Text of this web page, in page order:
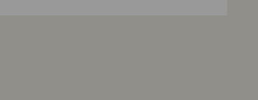
se aplique al mismo método de